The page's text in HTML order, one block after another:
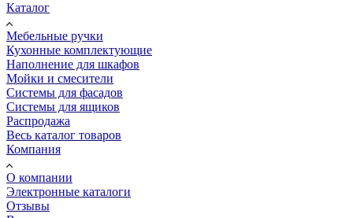
Каталог
Мебельные ручки
Кухонные комплектующие
Наполнение для шкафов
Мойки и смесители
Системы для фасадов
Системы для ящиков
Распродажа
Весь каталог товаров
Компания
О компании
Электронные каталоги
Отзывы